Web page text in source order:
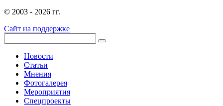
© 2003 - 2026 гг.
Сайт на поддержке
Новости
Статьи
Мнения
Фотогалерея
Мероприятия
Спецпроекты